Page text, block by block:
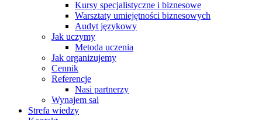
Kursy specjalistyczne i biznesowe
Warsztaty umiejętności biznesowych
Audyt językowy
Jak uczymy
Metoda uczenia
Jak organizujemy
Cennik
Referencje
Nasi partnerzy
Wynajem sal
Strefa wiedzy